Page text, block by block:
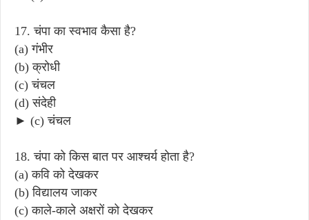
17. चंपा का स्वभाव कैसा है?
(a) गंभीर
(b) क्रोधी
(c) चंचल
(d) संदेही
► (c) चंचल
18. चंपा को किस बात पर आश्चर्य होता है?
(a) कवि को देखकर
(b) विद्यालय जाकर
(c) काले-काले अक्षरों को देखकर